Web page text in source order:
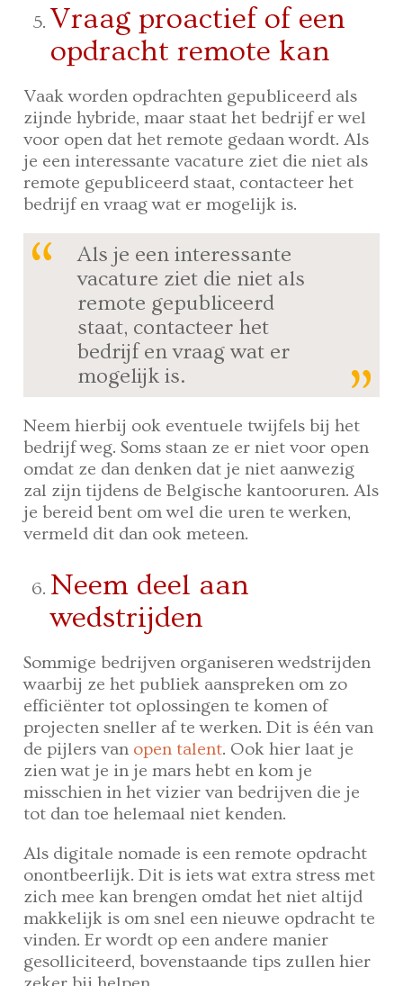
Vraag proactief of een
opdracht remote kan
Vaak worden opdrachten gepubliceerd als
zijnde hybride, maar staat het bedrijf er wel
voor open dat het remote gedaan wordt. Als
je een interessante vacature ziet die niet als
remote gepubliceerd staat, contacteer het
bedrijf en vraag wat er mogelijk is.
Als je een interessante
vacature ziet die niet als
remote gepubliceerd
staat, contacteer het
bedrijf en vraag wat er
mogelijk is.
Neem hierbij ook eventuele twijfels bij het
bedrijf weg. Soms staan ze er niet voor open
omdat ze dan denken dat je niet aanwezig
zal zijn tijdens de Belgische kantooruren. Als
je bereid bent om wel die uren te werken,
vermeld dit dan ook meteen.
Neem deel aan
wedstrijden
Sommige bedrijven organiseren wedstrijden
waarbij ze het publiek aanspreken om zo
efficiënter tot oplossingen te komen of
projecten sneller af te werken. Dit is één van
de pijlers van open talent. Ook hier laat je
zien wat je in je mars hebt en kom je
misschien in het vizier van bedrijven die je
tot dan toe helemaal niet kenden.
Als digitale nomade is een remote opdracht
onontbeerlijk. Dit is iets wat extra stress met
zich mee kan brengen omdat het niet altijd
makkelijk is om snel een nieuwe opdracht te
vinden. Er wordt op een andere manier
gesolliciteerd, bovenstaande tips zullen hier